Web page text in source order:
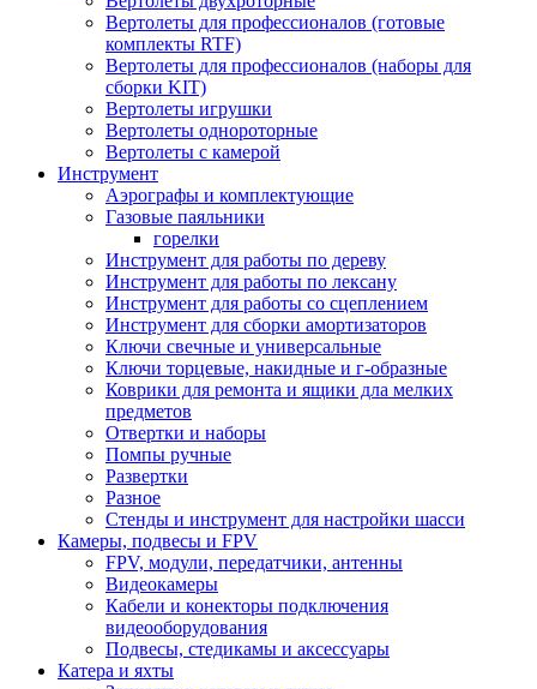
Вертолеты для профессионалов (готовые
комплекты RTF)
Вертолеты для профессионалов (наборы для
сборки KIT)
Вертолеты игрушки
Вертолеты однороторные
Вертолеты с камерой
Инструмент
Аэрографы и комплектующие
Газовые паяльники
горелки
Инструмент для работы по дереву
Инструмент для работы по лексану
Инструмент для работы со сцеплением
Инструмент для сборки амортизаторов
Ключи свечные и универсальные
Ключи торцевые, накидные и г-образные
Коврики для ремонта и ящики дла мелких
предметов
Отвертки и наборы
Помпы ручные
Развертки
Разное
Стенды и инструмент для настройки шасси
Камеры, подвесы и FPV
FPV, модули, передатчики, антенны
Видеокамеры
Кабели и конекторы подключения
видеооборудования
Подвесы, стедикамы и аксессуары
Катера и яхты